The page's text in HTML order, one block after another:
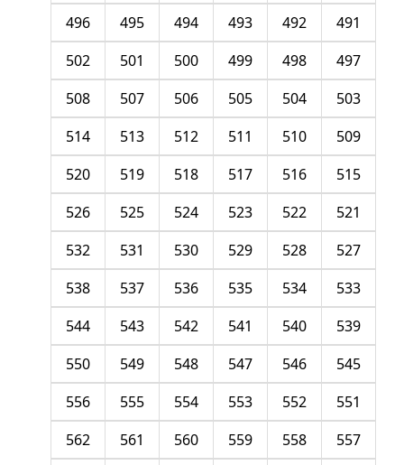
491
492
493
494
495
496
497
498
499
500
501
502
503
504
505
506
507
508
509
510
511
512
513
514
515
516
517
518
519
520
521
522
523
524
525
526
527
528
529
530
531
532
533
534
535
536
537
538
539
540
541
542
543
544
545
546
547
548
549
550
551
552
553
554
555
556
557
558
559
560
561
562